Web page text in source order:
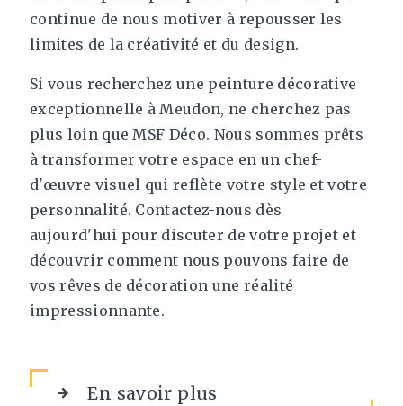
continue de nous motiver à repousser les
limites de la créativité et du design.
Si vous recherchez une peinture décorative
exceptionnelle à Meudon, ne cherchez pas
plus loin que MSF Déco. Nous sommes prêts
à transformer votre espace en un chef-
d'œuvre visuel qui reflète votre style et votre
personnalité. Contactez-nous dès
aujourd'hui pour discuter de votre projet et
découvrir comment nous pouvons faire de
vos rêves de décoration une réalité
impressionnante.
En savoir plus